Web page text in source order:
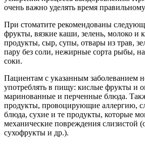
очень важно уделять время
При стоматите рекомендованы
фрукты, вязкие каши, зелень, молоко и
продукты, сыр, супы, отвары из трав,
пару без соли, нежирные сорта рыбы,
соки.
Пациентам с указанным заболеванием
употреблять в пищу: кислые фрукты и
маринованные и перченные блюда.
продукты, провоцирующие аллергию,
блюда, сухие и те продукты, которые
механические повреждения слизистой
сухофрукты и др.).